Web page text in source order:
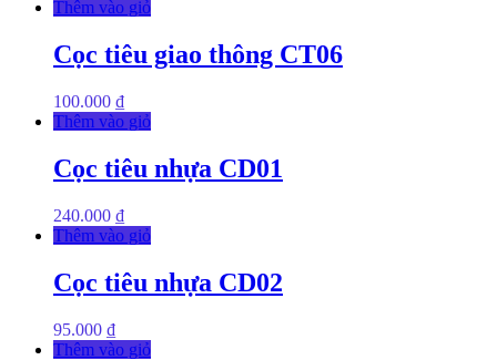
Thêm vào giỏ
Cọc tiêu giao thông CT06
100.000 ₫
Thêm vào giỏ
Cọc tiêu nhựa CD01
240.000 ₫
Thêm vào giỏ
Cọc tiêu nhựa CD02
95.000 ₫
Thêm vào giỏ